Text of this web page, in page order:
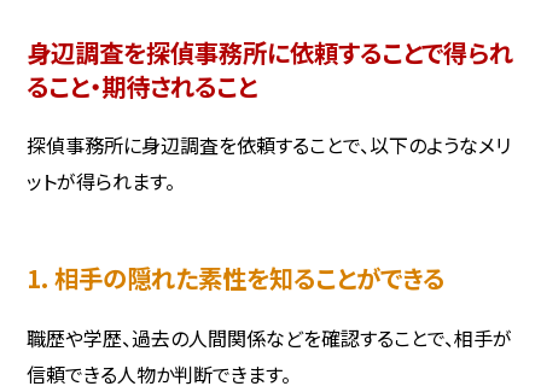
身辺調査を探偵事務所に依頼することで得られ
ること・期待されること
探偵事務所に身辺調査を依頼することで、以下のようなメリ
ットが得られます。
1. 相手の隠れた素性を知ることができる
職歴や学歴、過去の人間関係などを確認することで、相手が
信頼できる人物か判断できます。